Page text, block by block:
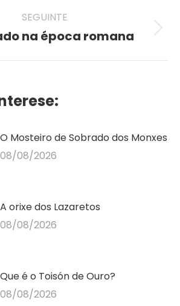
SEGUINTE
Seguinte
na época romana
O Mosteiro de Sobrado dos Monxes
08/08/2026
A orixe dos Lazaretos
08/08/2026
Que é o Toisón de Ouro?
08/08/2026